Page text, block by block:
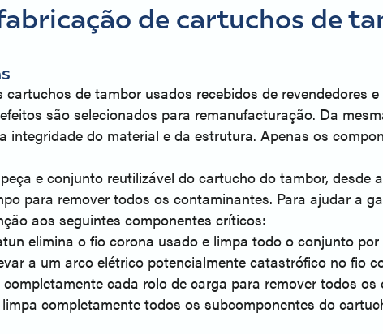
de cartuchos de
de tambor usados recebidos de revendedores
são selecionados para remanufacturação. Da
do material e da estrutura. Apenas os
e conjunto reutilizável do cartucho do tambor,
para remover todos os contaminantes. Para ajudar a
aos seguintes componentes críticos:
elimina o fio corona usado e limpa todo o conjunto
a um arco elétrico potencialmente catastrófico no fio
cada rolo de carga para remover todos os
completamente todos os subcomponentes do